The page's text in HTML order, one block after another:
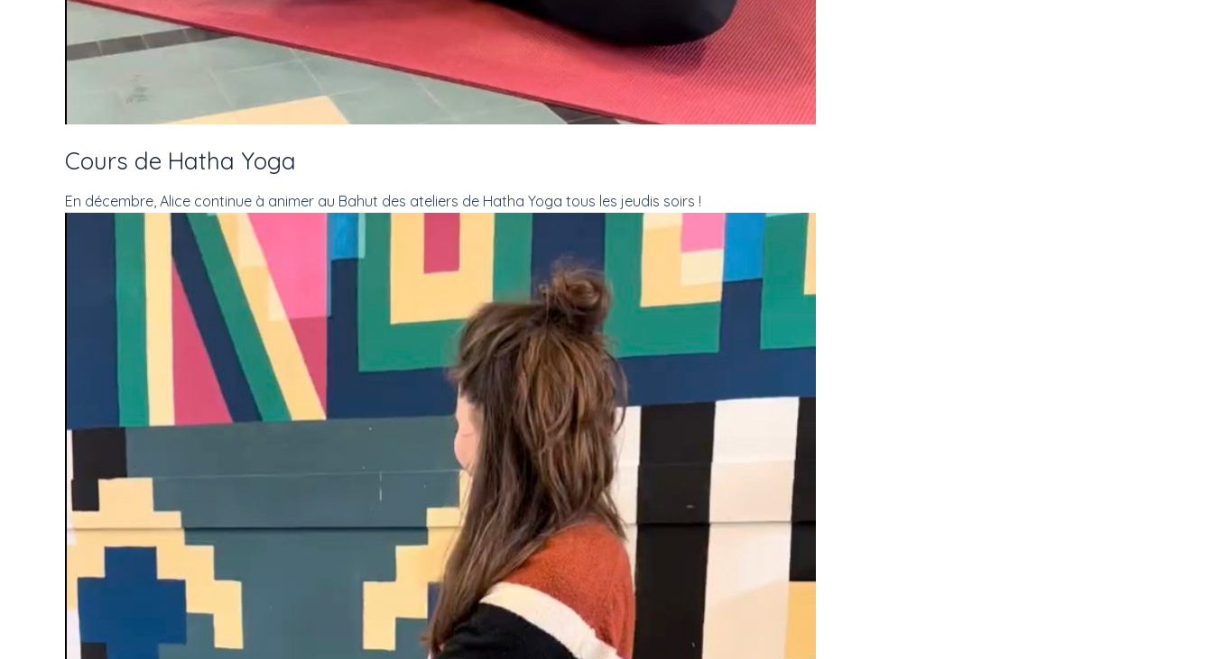
Cours de Hatha Yoga
En décembre, Alice continue à animer au Bahut des ateliers de Hatha Yoga tous les jeudis soirs !